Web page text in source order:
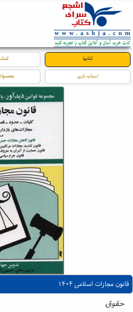
کتابها
اسباب بازی
قانون مجازات اسلامی ۱۴۰۴
حقوق